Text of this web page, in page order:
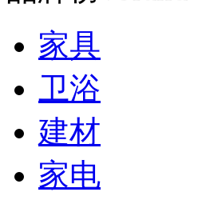
家具
卫浴
建材
家电